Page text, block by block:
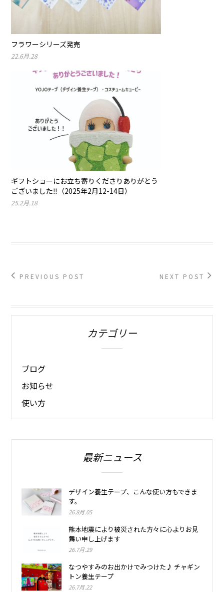
フラワーシリーズ発売
22.6月.28
ギフトショーにお立ち寄りくださりありがとう
ございました‼︎（2025年2月12-14日）
25.2月.18
PREVIOUS POST NEXT POST
カテゴリー
ブログ
お知らせ
使い方
最新ニュース
デザイン養生テープ、こんな使い方もできま
す。
26.8月.05
熊本地震により被災された方々に心よりお見
舞い申し上げます
26.7月.29
なつやすみのお出かけでみつけた♪ チャギン
トン養生テープ
26.7月.22